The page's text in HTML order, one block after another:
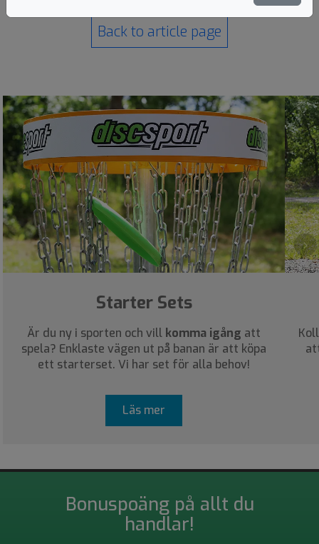
Back to article page
›
Starter Sets
Är du ny i sporten och vill komma igång att
spela? Enklaste vägen ut på banan är att köpa
ett starterset. Vi har set för alla behov!
Läs mer
Bonuspoäng på allt du
handlar!